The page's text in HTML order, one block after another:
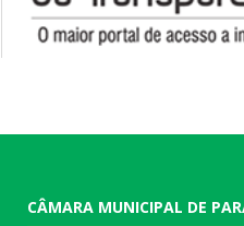
CÂMARA MUNICIPAL DE